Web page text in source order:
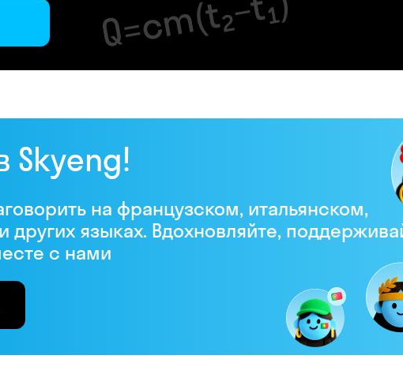
Skyeng!
на французском, итальянском,
языках. Вдохновляйте,
с нами